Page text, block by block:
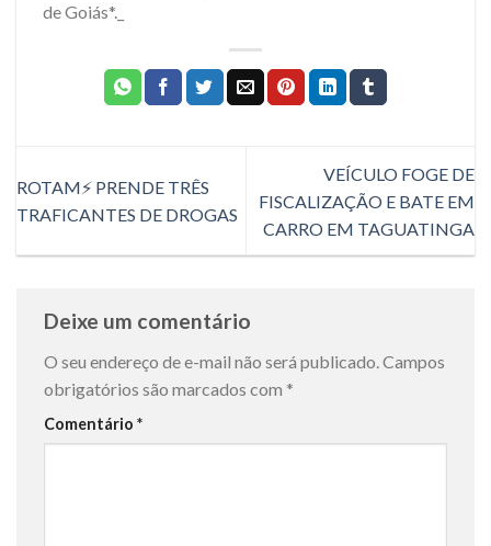
de Goiás*._
ROTAM⚡ PRENDE TRÊS
TRAFICANTES DE DROGAS
VEÍCULO FOGE DE
FISCALIZAÇÃO E BATE EM
CARRO EM TAGUATINGA
Deixe um comentário
O seu endereço de e-mail não será publicado.Campos
obrigatórios são marcados com *
Comentário *